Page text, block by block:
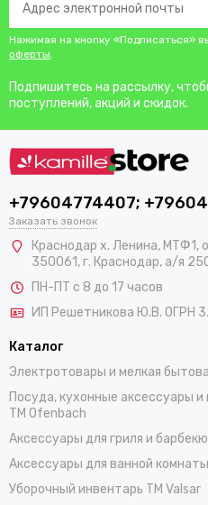
Нажимая на кнопку «Подписаться»
оферты.
Подпишитесь на рассылку,
поступлений, акций и скидок.
+79604774407;
Заказать звонок
Краснодар х. Ленина, МТФ1,
350061, г. Краснодар, а/я
ПН-ПТ с 8 до 17 часов
ИП Решетникова Ю.В. ОГРН
Каталог
Электротовары и мелкая
Посуда, кухонные аксессуары
TM Ofenbach
Аксессуары для гриля и
Аксессуары для ванной
Уборочный инвентарь TM Valsar